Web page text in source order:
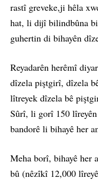
rastî greveke,ji hêla
hat, li dijî bilindbûna
guhertin di bihayên
Reyadarên herêmî
dîzela piştgirî, dîzela
lîtreyek dîzela bê
Sûrî, li gorî 150
bandorê li bihayê her
Meha borî, bihayê her
bû (nêzîkî 12,000